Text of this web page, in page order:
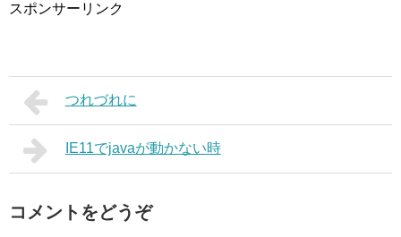
スポンサーリンク
つれづれに
IE11でjavaが動かない時
コメントをどうぞ